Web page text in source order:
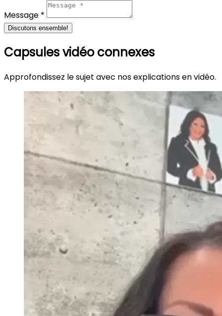
Message *
Discutons ensemble!
Capsules vidéo connexes
Approfondissez le sujet avec nos explications en vidéo.